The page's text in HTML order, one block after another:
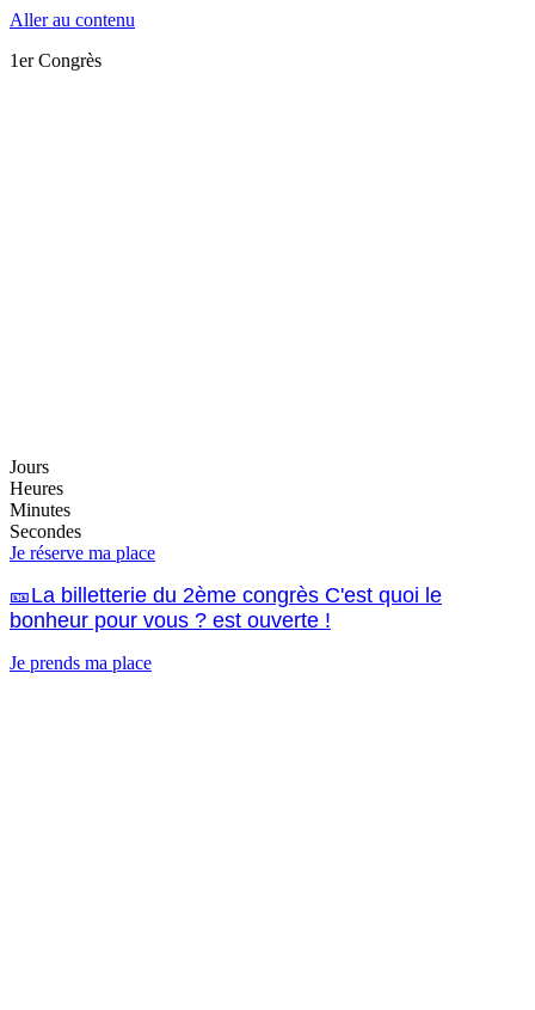
Aller au contenu
1er Congrès
Jours
Heures
Minutes
Secondes
Je réserve ma place
🎫La billetterie du 2ème congrès C'est quoi le
bonheur pour vous ? est ouverte !
Je prends ma place